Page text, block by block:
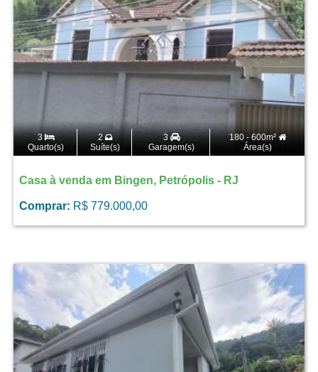
3
Quarto(s)
2
Suíte(s)
3
Garagem(s)
180 - 600m²
Área(s)
Casa à venda em Bingen, Petrópolis - RJ
Comprar: R$ 779.000,00